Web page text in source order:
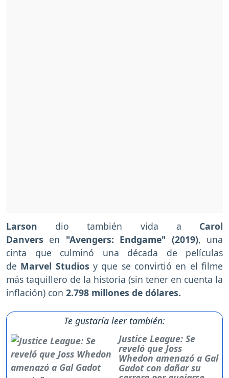
Larson dio también vida a Carol
Danvers en "Avengers: Endgame" (2019), una
cinta que culminó una década de películas
de Marvel Studios y que se convirtió en el filme
más taquillero de la historia (sin tener en cuenta la
inflación) con 2.798 millones de dólares.
Te gustaría leer también:
Justice League: Se
reveló que Joss
Whedon amenazó a Gal
Gadot con dañar su